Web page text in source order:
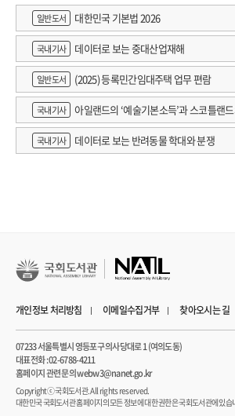
일반도서
대한민국 기본법 2026
국내기사 데이터로 보는 중대산업재해
일반도서 (2025) 등록민간임대주택 업무 편람
국내기사
아일랜드의 ‘예술기본소득’과 스코틀랜
책 논의
국내기사 데이터로 보는 반려동물 학대와 분쟁
개인정보 처리방침 이메일수집거부 찾아오시는 길
07233 서울특별시 영등포구 의사당대로 1 (여의도동)
대표전화 : 02-6788-4211
홈페이지 관련 문의 webw3@nanet.go.kr
Copyrightⓒ 국회도서관. All rights reserved.
대한민국 국회도서관 홈페이지의 모든 정보에 대한 권한은 국회도서관에 있습